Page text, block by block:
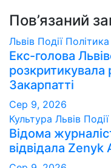
Пов’язаний
Львів Події Політика
Екс-голова
розкритикувала
Закарпатті
Сер 9, 2026
Культура Львів Події
Відома
відвідала